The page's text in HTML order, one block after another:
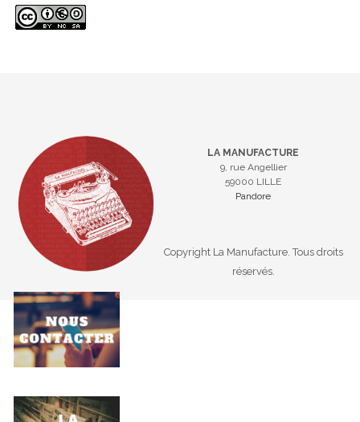
LA MANUFACTURE
9, rue Angellier
59000 LILLE
Pandore
Copyright La Manufacture. Tous droits
réservés.